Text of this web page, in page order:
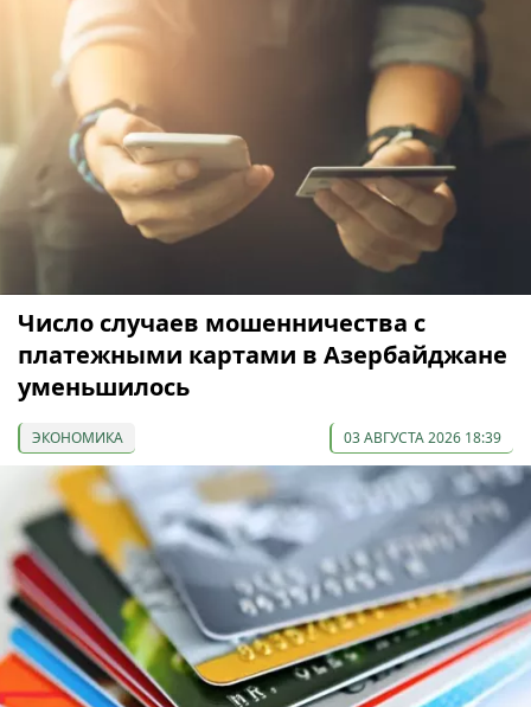
Число случаев мошенничества с
платежными картами в Азербайджане
уменьшилось
ЭКОНОМИКА 03 АВГУСТА 2026 18:39